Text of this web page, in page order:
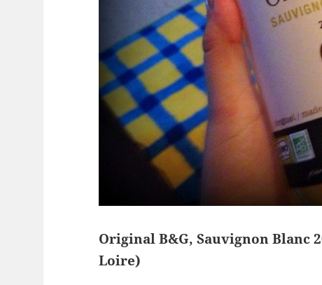
Original B&G, Sauvignon Blanc
Loire)